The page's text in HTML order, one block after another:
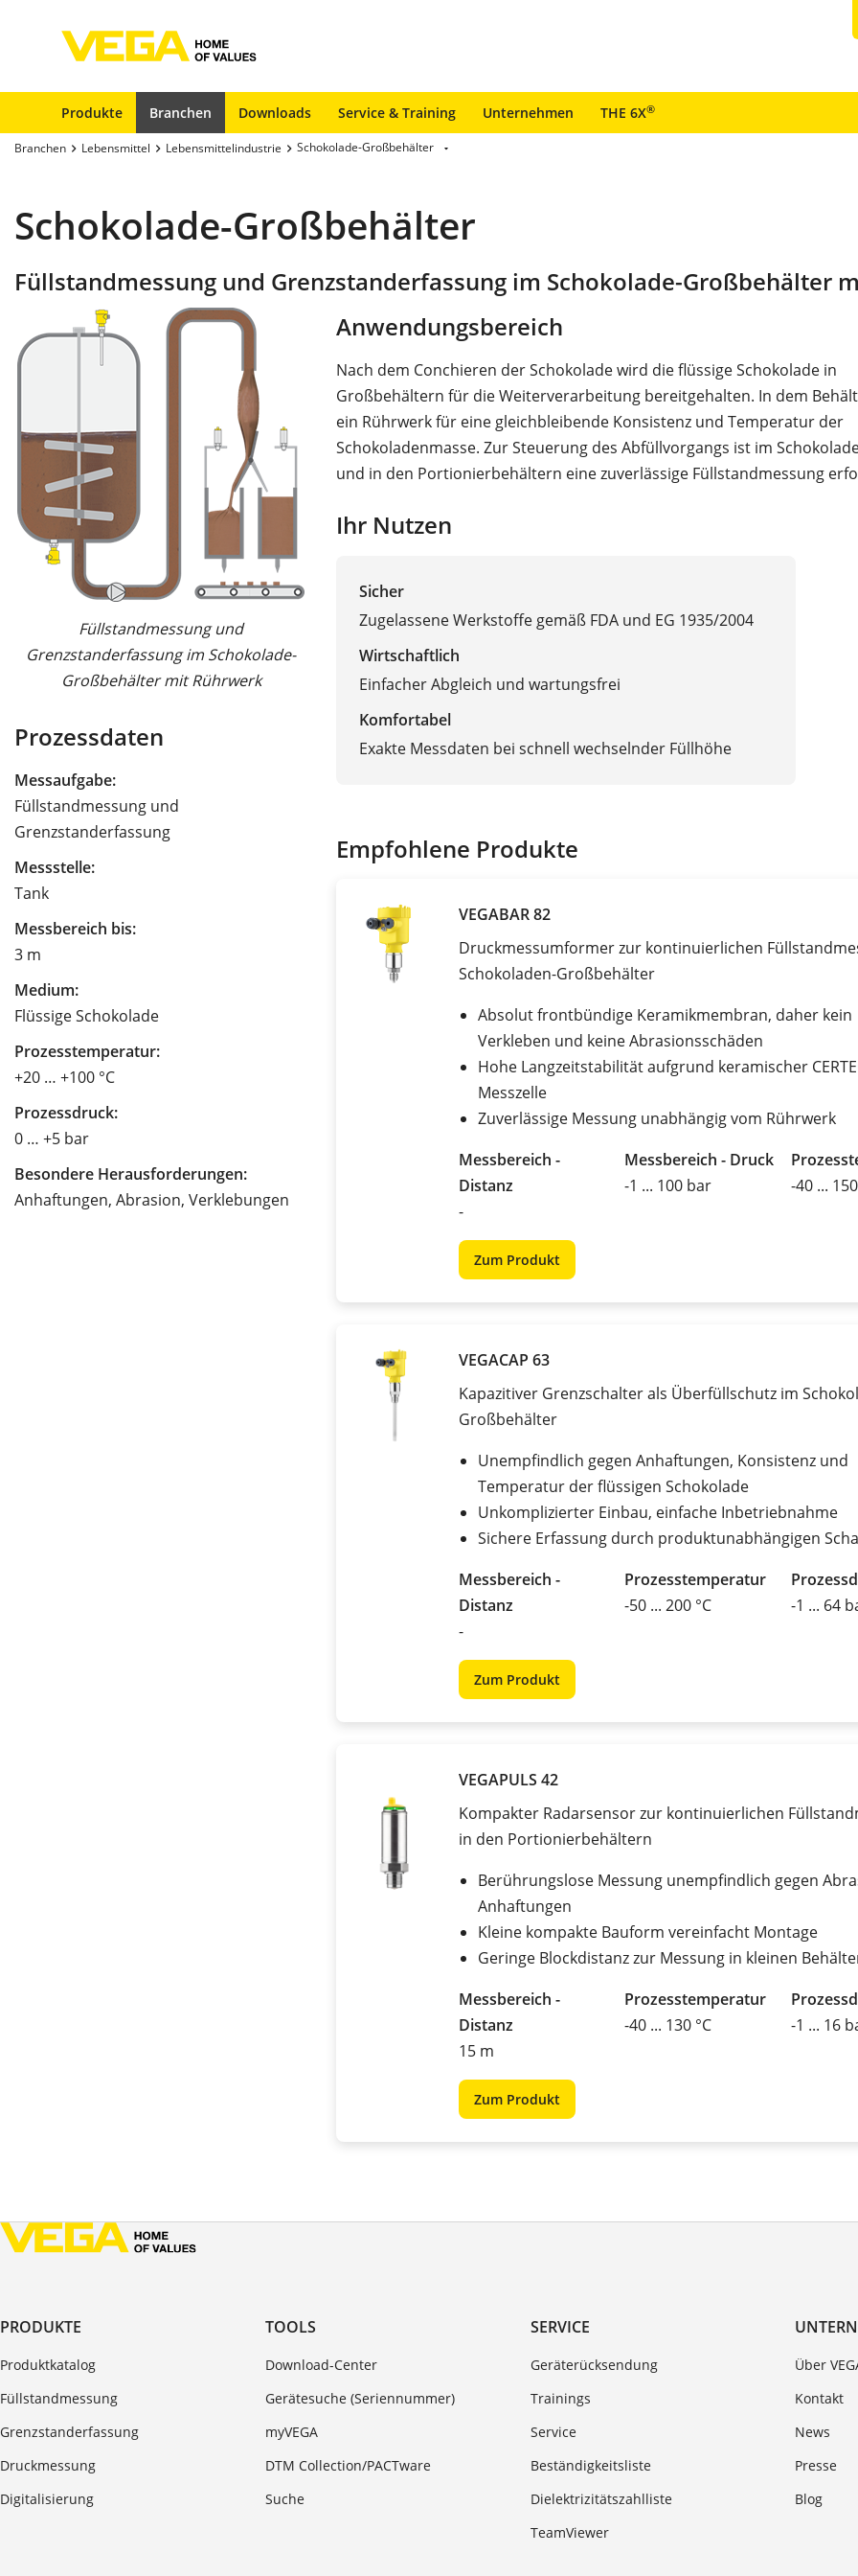
Produkte Branchen Downloads Service & Training Unternehmen THE 6X®
Branchen Lebensmittel Lebensmittelindustrie Schokolade-Großbehälter
Schokolade-Großbehälter
Füllstandmessung und Grenzstanderfassung im Schokolade-Großbehälter
Füllstandmessung und
Grenzstanderfassung im Schokolade-
Großbehälter mit Rührwerk
Prozessdaten
Messaufgabe:
Füllstandmessung und
Grenzstanderfassung
Messstelle:
Tank
Messbereich bis:
3 m
Medium:
Flüssige Schokolade
Prozesstemperatur:
+20 … +100 °C
Prozessdruck:
0 … +5 bar
Besondere Herausforderungen:
Anhaftungen, Abrasion, Verklebungen
Anwendungsbereich
Nach dem Conchieren der Schokolade wird die flüssige Schokolade in
Großbehältern für die Weiterverarbeitung bereitgehalten. In dem
ein Rührwerk für eine gleichbleibende Konsistenz und Temperatur der
Schokoladenmasse. Zur Steuerung des Abfüllvorgangs ist im
und in den Portionierbehältern eine zuverlässige Füllstandmessung
Ihr Nutzen
Sicher
Zugelassene Werkstoffe gemäß FDA und EG 1935/2004
Wirtschaftlich
Einfacher Abgleich und wartungsfrei
Komfortabel
Exakte Messdaten bei schnell wechselnder Füllhöhe
Empfohlene Produkte
VEGABAR 82
Druckmessumformer zur kontinuierlichen
Schokoladen-Großbehälter
Absolut frontbündige Keramikmembran, daher kein
Verkleben und keine Abrasionsschäden
Hohe Langzeitstabilität aufgrund keramischer
Messzelle
Zuverlässige Messung unabhängig vom Rührwerk
Messbereich -
Distanz
-
Messbereich - Druck
-1 ... 100 bar
-40 ...
Zum Produkt
VEGACAP 63
Kapazitiver Grenzschalter als Überfüllschutz im
Großbehälter
Unempfindlich gegen Anhaftungen, Konsistenz und
Temperatur der flüssigen Schokolade
Unkomplizierter Einbau, einfache Inbetriebnahme
Sichere Erfassung durch produktunabhängigen
Messbereich -
Distanz
-
Prozesstemperatur
-50 ... 200 °C
-1 ... 64
Zum Produkt
VEGAPULS 42
Kompakter Radarsensor zur kontinuierlichen
in den Portionierbehältern
Berührungslose Messung unempfindlich gegen
Anhaftungen
Kleine kompakte Bauform vereinfacht Montage
Geringe Blockdistanz zur Messung in kleinen
Messbereich -
Distanz
15 m
Prozesstemperatur
-40 ... 130 °C
-1 ... 16
Zum Produkt
PRODUKTE
Produktkatalog
Füllstandmessung
Grenzstanderfassung
Druckmessung
Digitalisierung
TOOLS
Download-Center
Gerätesuche (Seriennummer)
myVEGA
DTM Collection/PACTware
Suche
SERVICE
Geräterücksendung
Trainings
Service
Beständigkeitsliste
Dielektrizitätszahlliste
TeamViewer
Über
Kontakt
News
Presse
Blog